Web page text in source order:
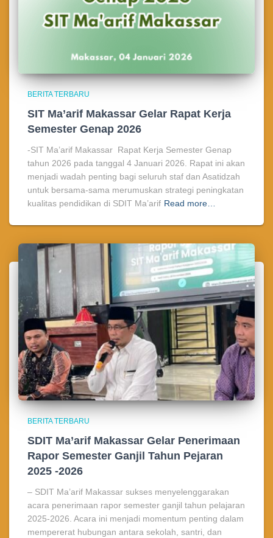
BERITA TERBARU
SIT Ma’arif Makassar Gelar Rapat Kerja
Semester Genap 2026
-SIT Ma’arif Makassar Rapat Kerja Semester Genap
tahun 2026 pada tanggal 4 Januari 2026. Rapat ini akan
menjadi wadah penting bagi seluruh staf dan Asatidzah
untuk bersama-sama merumuskan strategi peningkatan
kualitas pendidikan di SDIT Ma’arif Read more…
BERITA TERBARU
SDIT Ma’arif Makassar Gelar Penerimaan
Rapor Semester Ganjil Tahun Pejaran
2025 -2026
– SDIT Ma’arif Makassar sukses menyelenggarakan
acara penerimaan rapor semester ganjil tahun pelajaran
2025-2026. Acara ini menjadi momentum penting dalam
mempererat hubungan antara sekolah, santri, dan